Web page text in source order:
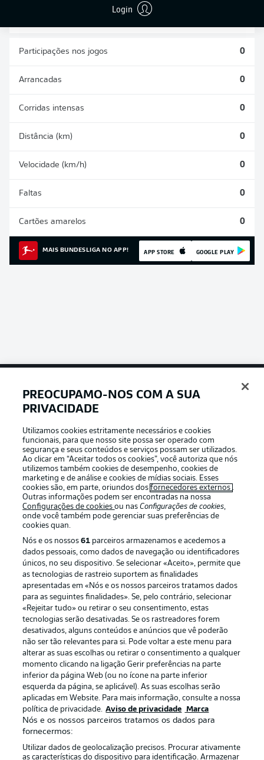
Login
0
Participações nos jogos 0
Arrancadas 0
Corridas intensas 0
Distância (km) 0
Velocidade (km/h) 0
Faltas 0
Cartões amarelos 0
MAIS BUNDESLIGA NO APP! APP STORE GOOGLE PLAY
Football as it’s meant to be
APLICATIVO DA BUNDESLIGA
Oferecido por
Publicidade Avisos legais
Gerir preferências Aviso de privacidade
Termos de uso Trabalhe conosco
Marca Contato
PREOCUPAMO-NOS COM A SUA
PRIVACIDADE
Utilizamos cookies estritamente necessários e cookies
funcionais, para que nosso site possa ser operado com
segurança e seus conteúdos e serviços possam ser utilizados.
Ao clicar em “Aceitar todos os cookies”, você autoriza que nós
utilizemos também cookies de desempenho, cookies de
marketing e de análise e cookies de mídias sociais. Esses
cookies são, em parte, oriundos dosfornecedores externos .
Outras informações podem ser encontradas na nossa
Configurações de cookiesou nasConfigurações de cookies,
onde você também pode gerenciar suas preferências de
cookies quan.
Nós e os nossos61 parceiros armazenamos e acedemos a
dados pessoais, como dados de navegação ou identificadores
únicos, no seu dispositivo. Se selecionar «Aceito», permite que
as tecnologias de rastreio suportem as finalidades
apresentadas em «Nós e os nossos parceiros tratamos dados
para as seguintes finalidades». Se, pelo contrário, selecionar
«Rejeitar tudo» ou retirar o seu consentimento, estas
tecnologias serão desativadas. Se os rastreadores forem
desativados, alguns conteúdos e anúncios que vê poderão
não ser tão relevantes para si. Pode voltar a este menu para
alterar as suas escolhas ou retirar o consentimento a qualquer
momento clicando na ligação Gerir preferências na parte
inferior da página Web (ou no ícone na parte inferior
esquerda da página, se aplicável). As suas escolhas serão
aplicadas em Website. Para mais informação, consulte a nossa
política de privacidade. Aviso de privacidade Marca
Nós e os nossos parceiros tratamos os dados para
fornecermos:
Utilizar dados de geolocalização precisos. Procurar ativamente
as características do dispositivo para identificação. Armazenar